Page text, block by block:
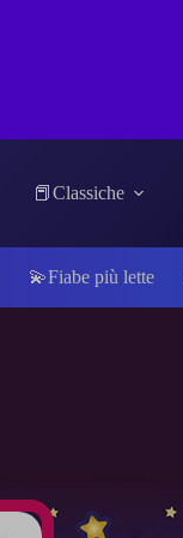
📕Classiche
💫Fiabe più lette